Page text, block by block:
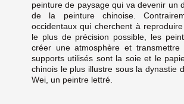
peinture de paysage qui va devenir un
de la peinture chinoise.
occidentaux qui cherchent à
le plus de précision possible, les
créer une atmosphère et transmettre
supports utilisés sont la soie et le
chinois le plus illustre sous la dynastie
Wei, un peintre lettré.